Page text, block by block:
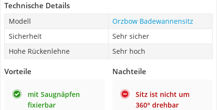
Technische Details
Modell
Orzbow Badewannensitz
Sicherheit
Sehr sicher
Hohe Rückenlehne
Sehr hoch
Vorteile
mit Saugnäpfen
fixierbar
Nachteile
Sitz ist nicht um
360° drehbar